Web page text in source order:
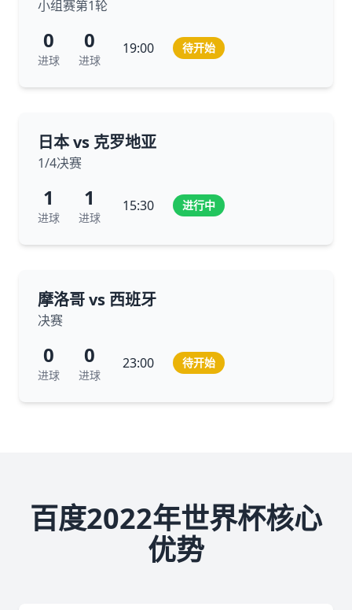
小组赛第1轮
0
进球
0
进球
19:00 待开始
日本 vs 克罗地亚
1/4决赛
1
进球
1
进球
15:30 进行中
摩洛哥 vs 西班牙
决赛
0
进球
0
进球
23:00 待开始
百度2022年世界杯核心
优势